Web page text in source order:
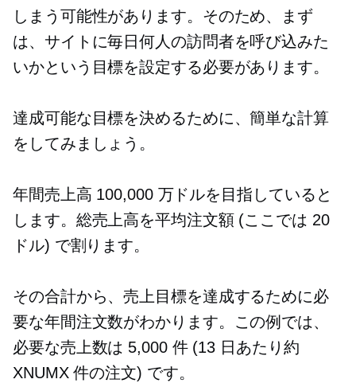
しまう可能性があります。そのため、まず
は、サイトに毎日何人の訪問者を呼び込みた
いかという目標を設定する必要があります。
達成可能な目標を決めるために、簡単な計算
をしてみましょう。
年間売上高 100,000 万ドルを目指していると
します。総売上高を平均注文額 (ここでは 20
ドル) で割ります。
その合計から、売上目標を達成するために必
要な年間注文数がわかります。この例では、
必要な売上数は 5,000 件 (13 日あたり約
XNUMX 件の注文) です。